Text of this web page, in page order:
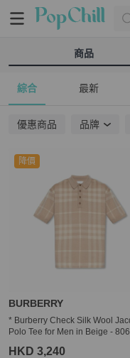
商品
綜合 最新
優惠商品 品牌
降價
BURBERRY
* Burberry Check Silk Wool
Polo Tee for Men in Beige -
HKD 3,240